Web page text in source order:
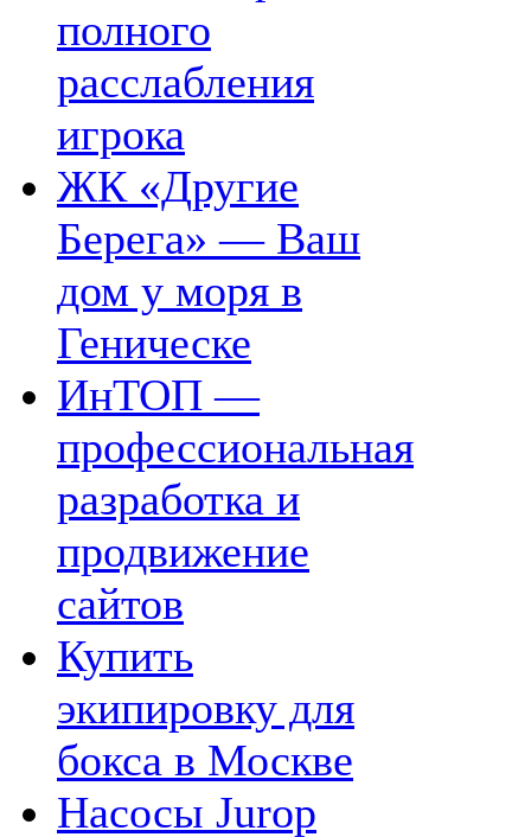
полного
расслабления
игрока
ЖК «Другие
Берега» — Ваш
дом у моря в
Геническе
ИнТОП —
профессиональная
разработка и
продвижение
сайтов
Купить
экипировку для
бокса в Москве
Насосы Jurop